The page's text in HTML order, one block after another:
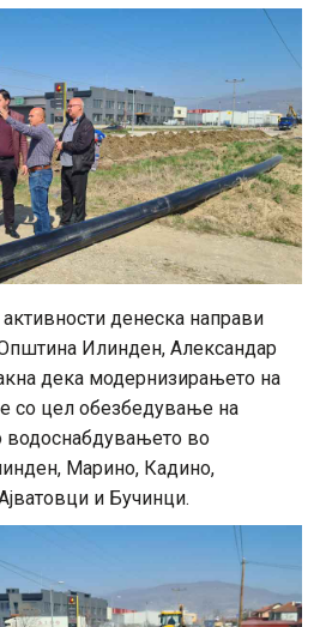
денеска направи
Илинден, Александар
дека модернизирањето на
со цел обезбедување на
водоснабдувањето во
Марино, Кадино,
и Бучинци.